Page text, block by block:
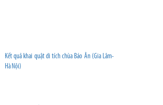
Kết quả khai quật di tích chùa Báo Ân (Gia Lâm-
Hà Nội)